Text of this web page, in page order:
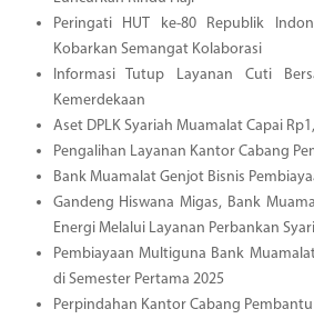
Peringati HUT ke-80 Republik
Kobarkan Semangat Kolaborasi
Informasi Tutup Layanan Cuti
Kemerdekaan
Aset DPLK Syariah Muamalat Capai
Pengalihan Layanan Kantor Cabang
Bank Muamalat Genjot Bisnis
Gandeng Hiswana Migas, Bank
Energi Melalui Layanan Perbankan
Pembiayaan Multiguna Bank
di Semester Pertama 2025
Perpindahan Kantor Cabang